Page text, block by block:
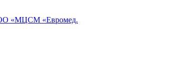
«МЦСМ «Евромед.